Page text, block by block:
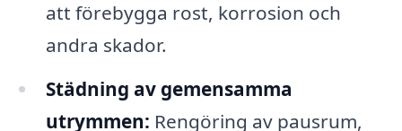
att förebygga rost, korrosion och
andra skador.
Städning av gemensamma
utrymmen: Rengöring av pausrum,